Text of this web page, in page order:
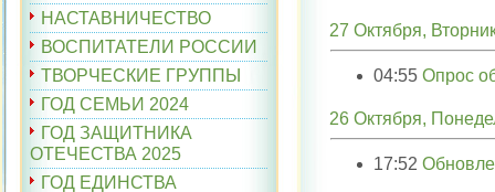
НАСТАВНИЧЕСТВО
ВОСПИТАТЕЛИ РОССИИ
ТВОРЧЕСКИЕ ГРУППЫ
ГОД СЕМЬИ 2024
ГОД ЗАЩИТНИКА
ОТЕЧЕСТВА 2025
ГОД ЕДИНСТВА
27 Октября,
04:55 Опрос
26 Октября,
17:52